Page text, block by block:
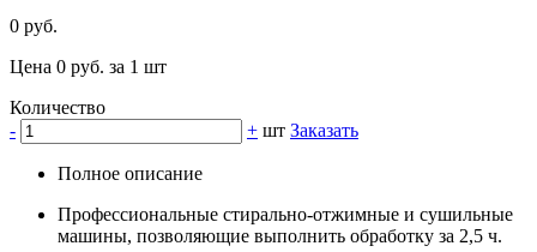
0 руб.
Цена 0 руб. за 1 шт
Количество
-
+ шт Заказать
Полное описание
Профессиональные стирально-отжимные и сушильные
машины, позволяющие выполнить обработку за 2,5 ч.